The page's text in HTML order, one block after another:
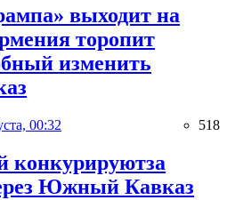
выходит на
торопит
изменить
00:32 518
Южный Кавказ